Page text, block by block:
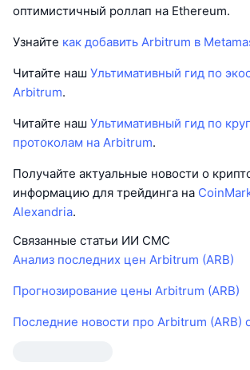
оптимистичный роллап на Ethereum.
Узнайте как добавить Arbitrum в
Читайте наш Ультимативный гид по
Arbitrum.
Читайте наш Ультимативный гид по
протоколам на Arbitrum.
Получайте актуальные новости о
информацию для трейдинга на
Alexandria.
Связанные статьи ИИ CMC
Анализ последних цен Arbitrum (ARB)
Прогнозирование цены Arbitrum (ARB)
Последние новости про Arbitrum (ARB)